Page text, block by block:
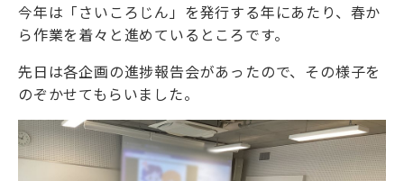
今年は「さいころじん」を発行する年にあたり、春か
ら作業を着々と進めているところです。
先日は各企画の進捗報告会があったので、その様子を
のぞかせてもらいました。